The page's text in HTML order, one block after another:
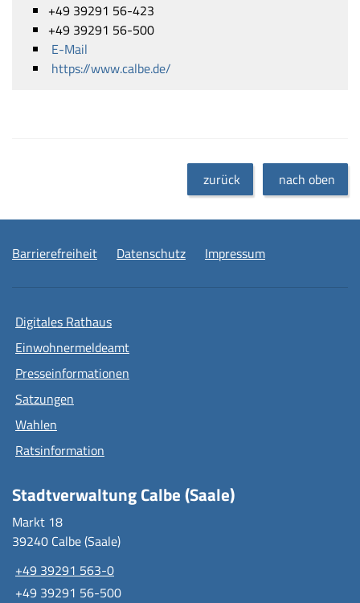
+49 39291 56-423
+49 39291 56-500
E-Mail
https://www.calbe.de/
zurück nach oben
Barrierefreiheit Datenschutz Impressum
Digitales Rathaus
Einwohnermeldeamt
Presseinformationen
Satzungen
Wahlen
Ratsinformation
Stadtverwaltung Calbe (Saale)
Markt 18
39240 Calbe (Saale)
+49 39291 563-0
+49 39291 56-500